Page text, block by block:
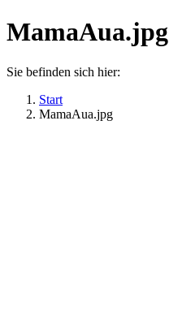
MamaAua.jpg
Sie befinden sich hier:
Start
MamaAua.jpg